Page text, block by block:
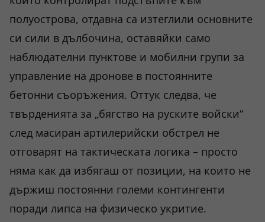
полуострова, отдавна са изтеглили основните
си сили в дълбочина, оставяйки само
наблюдателни пунктове и мобилни групи за
управление на дронове в постоянните
бетонни съоръжения. Оттук следва, че
твърденията за „бягство на руските войски“
след масиран артилерийски обстрел не
отговарят на тактическата логика – просто
няма как да избягаш от позиции, на които не
държиш постоянни големи контингенти
поради липса на физическо укритие.